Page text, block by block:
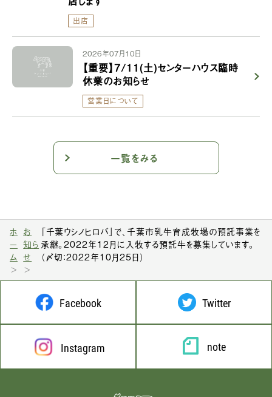
出店
2026年07月10日
【重要】7/11(土)センターハウス臨時
休業のお知らせ
営業日について
一覧をみる
ホ
ー
ム
お
知ら
せ
「千葉ウシノヒロバ」で、千葉市乳牛育成牧場の預託事業を
承継。2022年12月に入牧する預託牛を募集しています。
（〆切：2022年10月25日）
Facebook Twitter
Instagram note